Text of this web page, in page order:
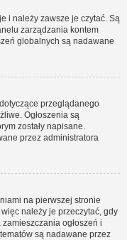
i należy zawsze je czytać. Są
zarządzania kontem
globalnych są nadawane
przeglądanego
Ogłoszenia są
zostały napisane.
przez administratora
na pierwszej stronie
należy je przeczytać, gdy
ogłoszeń i
są nadawane przez